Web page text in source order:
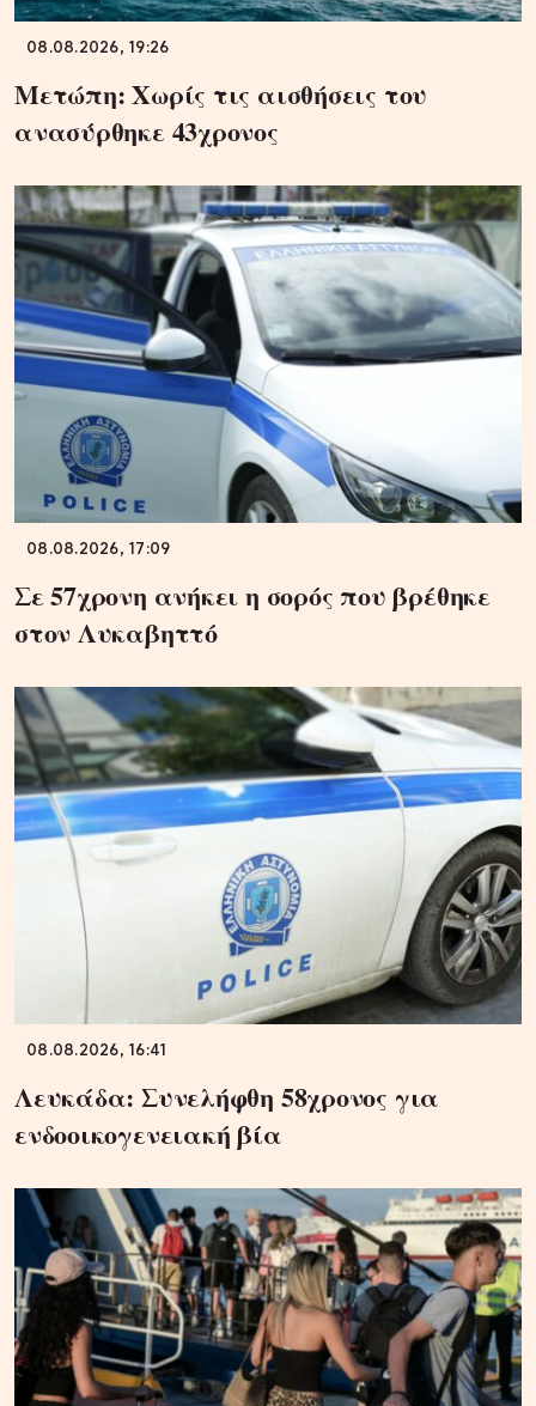
08.08.2026, 19:26
Μετώπη: Χωρίς τις αισθήσεις του
ανασύρθηκε 43χρονος
08.08.2026, 17:09
Σε 57χρονη ανήκει η σορός που βρέθηκε
στον Λυκαβηττό
08.08.2026, 16:41
Λευκάδα: Συνελήφθη 58χρονος για
ενδοοικογενειακή βία